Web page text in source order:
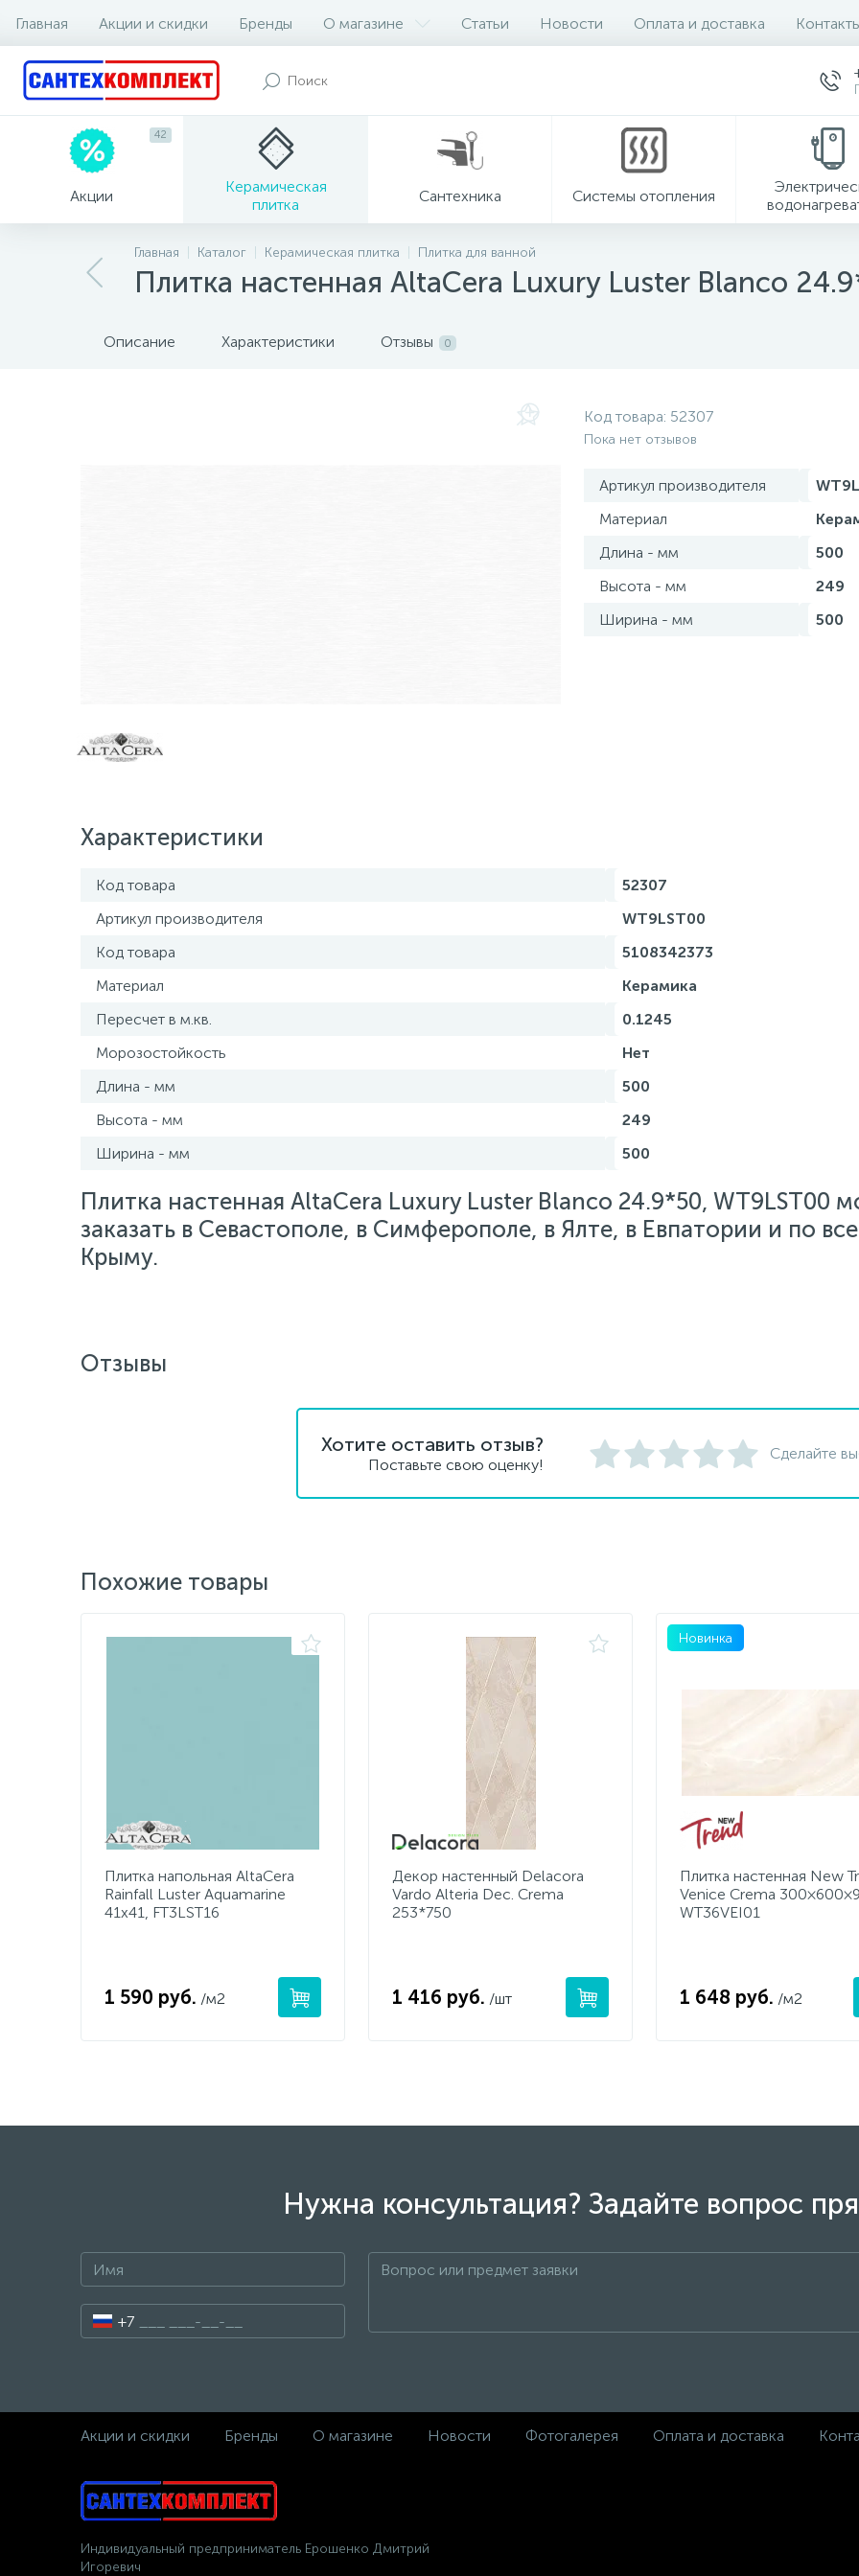
Главная Акции и скидки Бренды О магазине Статьи Новости Оплата и доставка
Акции
42
Керамическая
плитка
Сантехника Системы отопления
Главная Каталог Керамическая плитка Плитка для ванной
Плитка настенная AltaCera Luxury Luster Blanco
Описание Характеристики Отзывы 0
Код товара: 52307
Пока нет отзывов
Артикул производителя
Материал
Длина - мм
500
Высота - мм
249
Ширина - мм
500
Характеристики
Код товара
52307
Артикул производителя
WT9LST00
Код товара
5108342373
Материал
Керамика
Пересчет в м.кв.
0.1245
Морозостойкость
Нет
Длина - мм
500
Высота - мм
249
Ширина - мм
500
Плитка настенная AltaCera Luxury Luster Blanco 24.9*50, WT9LST00
заказать в Севастополе, в Симферополе, в Ялте, в Евпатории и по
Крыму.
Отзывы
Хотите оставить отзыв?
Поставьте свою оценку!
Сделайте
Похожие товары
Плитка напольная AltaCera
Rainfall Luster Aquamarine
41x41, FT3LST16
1 590 руб. /м2
Декор настенный Delacora
Vardo Alteria Dec. Crema
253*750
1 416 руб. /шт
Новинка
Плитка настенная New
Venice Crema
WT36VEI01
1 648 руб. /м2
Нужна консультация? Задайте вопрос
+7
Акции и скидки Бренды О магазине Новости Фотогалерея Оплата и доставка
Индивидуальный предприниматель Ерошенко Дмитрий
Игоревич